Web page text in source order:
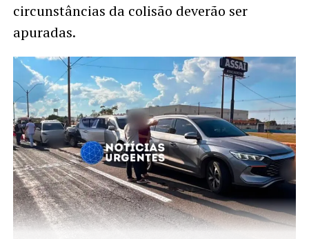
circunstâncias da colisão deverão ser
apuradas.